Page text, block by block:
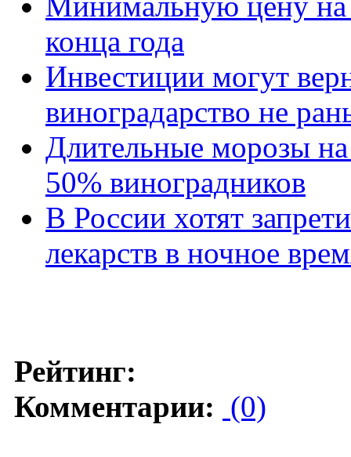
конца года
Инвестиции могут
виноградарство не
Длительные морозы
50% виноградников
В России хотят
лекарств в ночное
Рейтинг:
Комментарии: (0)